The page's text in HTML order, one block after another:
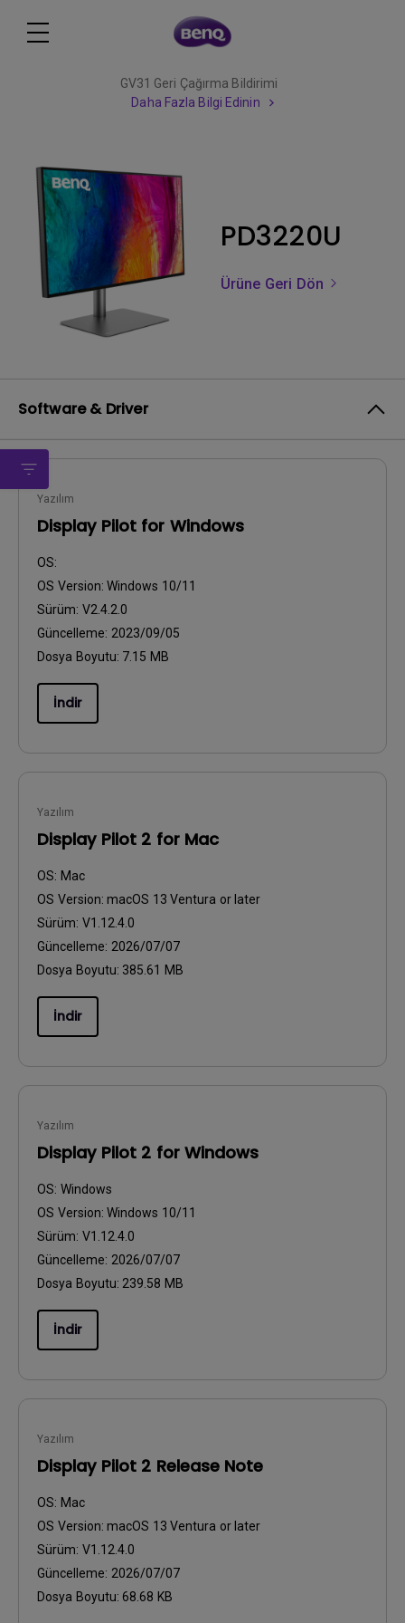
GV31 Geri Çağırma Bildirimi
Daha Fazla Bilgi Edinin
PD3220U
Ürüne Geri Dön
Software & Driver
Yazılım
Display Pilot for Windows
OS:
OS Version: Windows 10/11
Sürüm: V2.4.2.0
Güncelleme: 2023/09/05
Dosya Boyutu: 7.15 MB
İndir
Yazılım
Display Pilot 2 for Mac
OS: Mac
OS Version: macOS 13 Ventura or later
Sürüm: V1.12.4.0
Güncelleme: 2026/07/07
Dosya Boyutu: 385.61 MB
İndir
Yazılım
Display Pilot 2 for Windows
OS: Windows
OS Version: Windows 10/11
Sürüm: V1.12.4.0
Güncelleme: 2026/07/07
Dosya Boyutu: 239.58 MB
İndir
Yazılım
Display Pilot 2 Release Note
OS: Mac
OS Version: macOS 13 Ventura or later
Sürüm: V1.12.4.0
Güncelleme: 2026/07/07
Dosya Boyutu: 68.68 KB